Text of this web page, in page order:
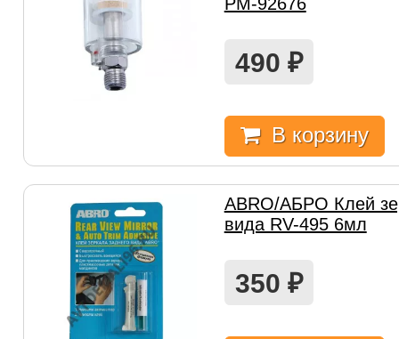
РМ-92676
490 ₽
В корзину
ABRO/АБРО Клей
вида RV-495 6мл
350 ₽